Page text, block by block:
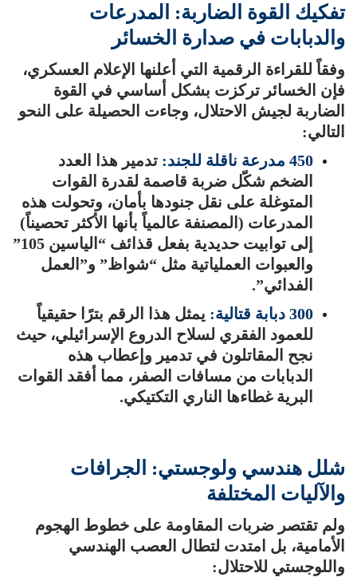
تفكيك القوة الضاربة: المدرعات
والدبابات في صدارة الخسائر
وفقاً للقراءة الرقمية التي أعلنها الإعلام العسكري،
فإن الخسائر تركزت بشكل أساسي في القوة
الضاربة لجيش الاحتلال، وجاءت الحصيلة على النحو
التالي:
450 مدرعة ناقلة للجند:
تدمير هذا العدد
الضخم شكّل ضربة قاصمة لقدرة القوات
المتوغلة على نقل جنودها بأمان، وتحولت هذه
المدرعات (المصنفة عالمياً بأنها الأكثر تحصيناً)
إلى توابيت حديدية بفعل قذائف “الياسين 105”
والعبوات العملياتية مثل “شواظ” و”العمل
الفدائي”.
300 دبابة قتالية:
يمثل هذا الرقم بترًا حقيقياً
للعمود الفقري لسلاح الدروع الإسرائيلي، حيث
نجح المقاتلون في تدمير وإعطاب هذه
الدبابات من مسافات الصفر، مما أفقد القوات
البرية غطاءها الناري التكتيكي.
شلل هندسي ولوجستي: الجرافات
والآليات المختلفة
ولم تقتصر ضربات المقاومة على خطوط الهجوم
الأمامية، بل امتدت لتطال العصب الهندسي
واللوجستي للاحتلال: